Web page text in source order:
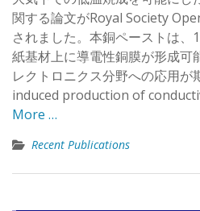
関する論文がRoyal Society
されました。本銅ペーストは、
紙基材上に導電性銅膜が形成可
レクトロニクス分野への応用
induced production of
More …
Recent Publications